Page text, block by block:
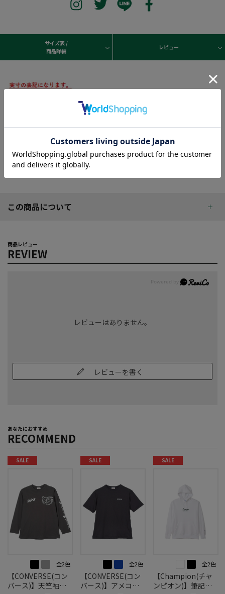
サイズ表 /
商品詳細
レビュー
この商品について
商品レビュー
REVIEW
レビューはありません。
レビューを書く
あなたにおすすめ
RECOMMEND
SALE
全2色
【CONVERSE(コン
バース)】天竺袖プ
SALE
全2色
【CONVERSE(コン
バース)】アメコミ
SALE
全2色
【Champion(チャ
ンピオン)】筆記体